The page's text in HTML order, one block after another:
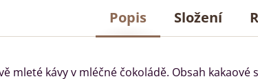
Popis Složení
mleté kávy v mléčné čokoládě. Obsah kakaové